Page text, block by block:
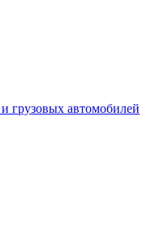
грузовых автомобилей